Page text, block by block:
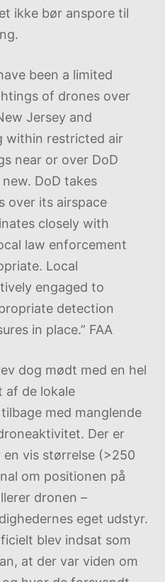
ikke bør anspore til
been a limited
of drones over
Jersey and
within restricted air
near or over DoD
DoD takes
over its airspace
closely with
law enforcement
Local
engaged to
detection
in place.” FAA
dog mødt med en hel
af de lokale
med manglende
Der er
vis størrelse (>250
om positionen på
dronen –
eget udstyr.
blev indsat som
at der var viden om